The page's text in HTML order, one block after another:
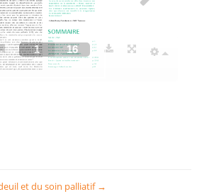
et du soin palliatif→